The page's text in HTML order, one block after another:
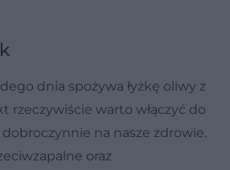
dnia spożywa łyżkę oliwy z
rzeczywiście warto włączyć do
dobroczynnie na nasze zdrowie.
oraz